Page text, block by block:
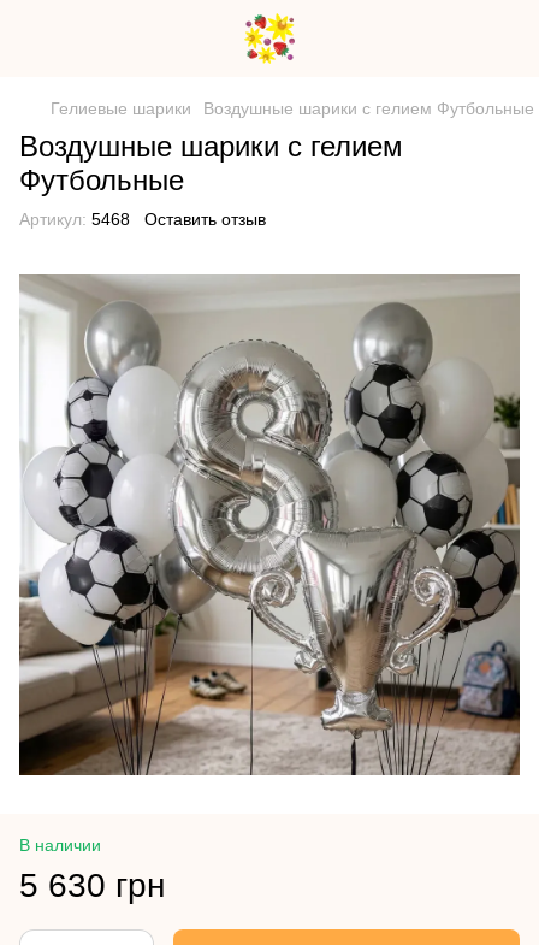
Гелиевые шарики Воздушные шарики с гелием Футбольные
Воздушные шарики с гелием
Футбольные
Артикул: 5468 Оставить отзыв
В наличии
5 630 грн